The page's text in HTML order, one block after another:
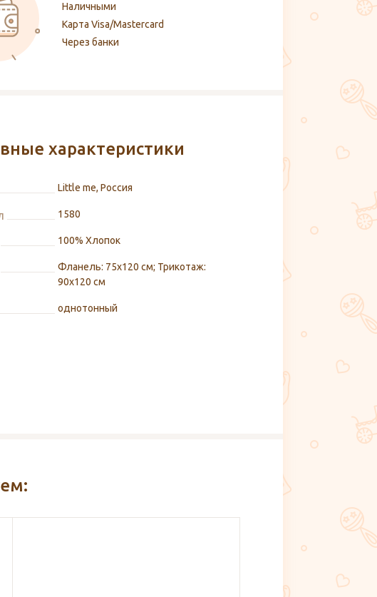
Наличными
Карта Visa/Mastercard
Через банки
характеристики
Little me, Россия
1580
100% Хлопок
Фланель: 75х120 см; Трикотаж:
90х120 см
однотонный